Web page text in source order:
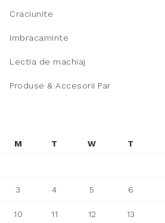
Craciunite
Imbracaminte
Lectia de machiaj
Produse & Accesorii Par
M T W T
3 4 5 6
10 11 12 13